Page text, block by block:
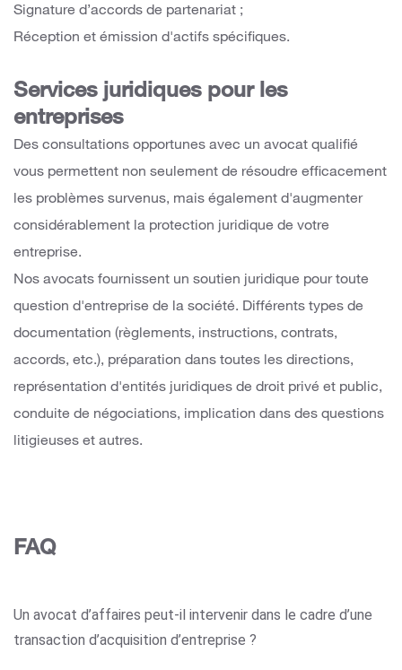
Signature d’accords de partenariat ;
Réception et émission d'actifs spécifiques.
Services juridiques pour les
entreprises
Des consultations opportunes avec un avocat qualifié
vous permettent non seulement de résoudre efficacement
les problèmes survenus, mais également d'augmenter
considérablement la protection juridique de votre
entreprise.
Nos avocats fournissent un soutien juridique pour toute
question d'entreprise de la société. Différents types de
documentation (règlements, instructions, contrats,
accords, etc.), préparation dans toutes les directions,
représentation d'entités juridiques de droit privé et public,
conduite de négociations, implication dans des questions
litigieuses et autres.
FAQ
Un avocat d’affaires peut-il intervenir dans le cadre d’une
transaction d’acquisition d’entreprise ?